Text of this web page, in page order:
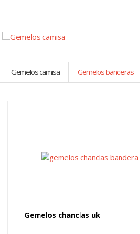
Gemelos camisa Gemelos banderas
Gemelos chanclas uk